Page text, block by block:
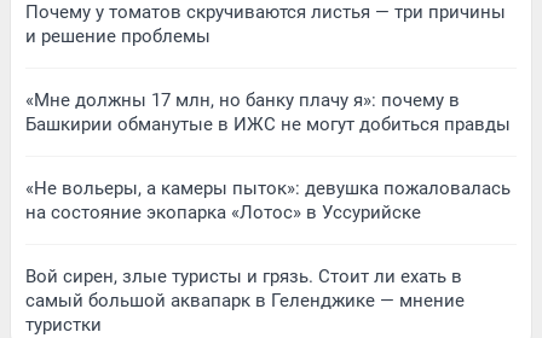
Почему у томатов скручиваются листья — три причины
и решение проблемы
«Мне должны 17 млн, но банку плачу я»: почему в
Башкирии обманутые в ИЖС не могут добиться правды
«Не вольеры, а камеры пыток»: девушка пожаловалась
на состояние экопарка «Лотос» в Уссурийске
Вой сирен, злые туристы и грязь. Стоит ли ехать в
самый большой аквапарк в Геленджике — мнение
туристки